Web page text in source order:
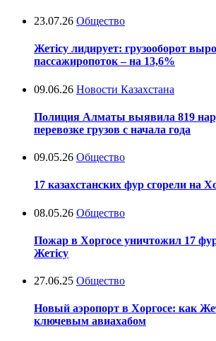
23.07.26 Общество
Жетісу лидирует: грузооборот
пассажиропоток – на 13,6%
09.06.26 Новости Казахстана
Полиция Алматы выявила 819
перевозке грузов с начала года
09.05.26 Общество
17 казахстанских фур сгорели на
08.05.26 Общество
Пожар в Хоргосе уничтожил 17
Жетісу
27.06.25 Общество
Новый аэропорт в Хоргосе: как
ключевым авиахабом